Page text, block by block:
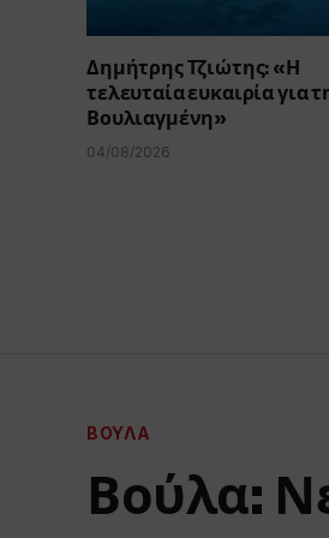
Δημήτρης Τζιώτης: «Η
τελευταία ευκαιρία για
Βουλιαγμένη»
04/08/2026
ΒΟΎΛΑ
Βούλα: